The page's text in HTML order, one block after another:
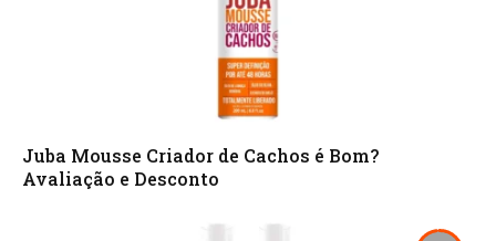
Juba Mousse Criador de Cachos é Bom?
Avaliação e Desconto